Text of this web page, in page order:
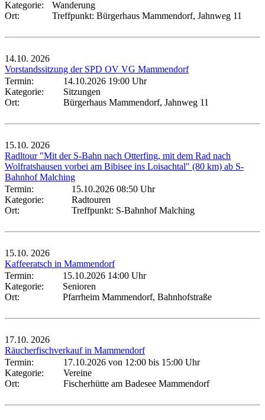
Kategorie:
Wanderung
Ort:
Treffpunkt: Bürgerhaus Mammendorf, Jahnweg 11
14.10. 2026
Vorstandssitzung der SPD OV VG Mammendorf
Termin:
14.10.2026 19:00 Uhr
Kategorie:
Sitzungen
Ort:
Bürgerhaus Mammendorf, Jahnweg 11
15.10. 2026
Radltour "Mit der S-Bahn nach Otterfing, mit dem Rad nach
Wolfratshausen vorbei am Bibisee ins Loisachtal" (80 km) ab S-
Bahnhof Malching
Termin:
15.10.2026 08:50 Uhr
Kategorie:
Radtouren
Ort:
Treffpunkt: S-Bahnhof Malching
15.10. 2026
Kaffeeratsch in Mammendorf
Termin:
15.10.2026 14:00 Uhr
Kategorie:
Senioren
Ort:
Pfarrheim Mammendorf, Bahnhofstraße
17.10. 2026
Räucherfischverkauf in Mammendorf
Termin:
17.10.2026 von 12:00 bis 15:00 Uhr
Kategorie:
Vereine
Ort:
Fischerhütte am Badesee Mammendorf